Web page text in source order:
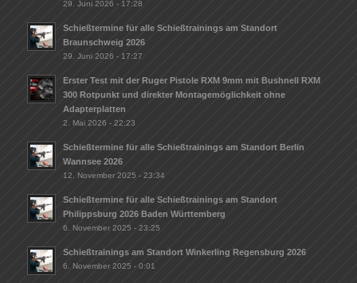
29. Juni 2026 - 17:28
Schießtermine für alle Schießtrainings am Standort
Braunschweig 2026
29. Juni 2026 - 17:27
Erster Test mit der Ruger Pistole RXM 9mm mit Bushnell RXM
300 Rotpunkt und direkter Montagemöglichkeit ohne
Adapterplatten
2. Mai 2026 - 22:23
Schießtermine für alle Schießtrainings am Standort Berlin
Wannsee 2026
12. November 2025 - 23:34
Schießtermine für alle Schießtrainings am Standort
Philippsburg 2026 Baden Württemberg
6. November 2025 - 23:25
Schießtrainings am Standort Winkerling Regensburg 2026
6. November 2025 - 0:01